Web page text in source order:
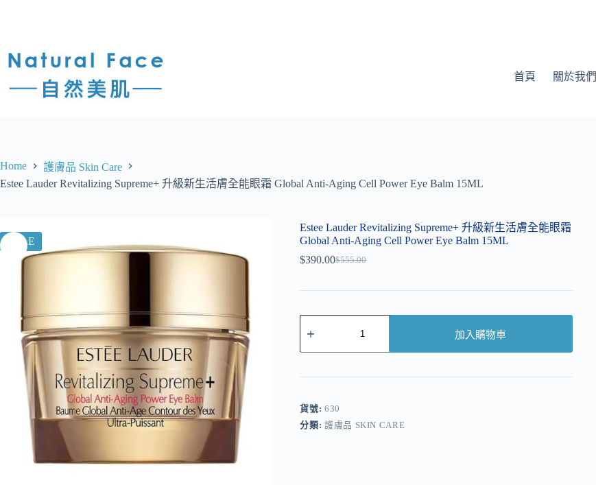
首頁 關於我們
Home
護膚品 Skin Care
Estee Lauder Revitalizing Supreme+ 升級新生活膚全能眼霜 Global Anti-Aging Cell Power Eye Balm 15ML
SALE
Estee Lauder Revitalizing Supreme+ 升級新生活膚全能眼霜
Global Anti-Aging Cell Power Eye Balm 15ML
$555.00
$390.00
加入購物車
r
n
a
貨號: 630
分類: 護膚品 SKIN CARE